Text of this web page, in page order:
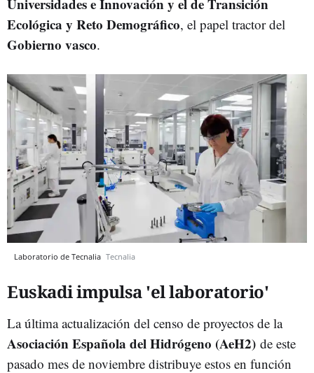
Universidades e Innovación y el de Transición
Ecológica y Reto Demográfico, el papel tractor del
Gobierno vasco.
Laboratorio de Tecnalia Tecnalia
Euskadi impulsa 'el laboratorio'
La última actualización del censo de proyectos de la
Asociación Española del Hidrógeno (AeH2) de este
pasado mes de noviembre distribuye estos en función